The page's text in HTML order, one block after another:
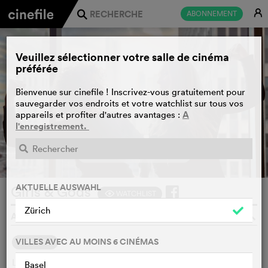
ABONNEMENT E
j
Girls & Gods
ARASH T. RIAHI, VERENA SOLTIZ, AUTRICHE, 2025
SYNOPSIS
Le féminisme et la religion peuvent-ils coexister ? Inna
Veuillez sélectionner votre salle de cinéma
préférée
Bienvenue sur cinefile ! Inscrivez-vous gratuitement pour
sauvegarder vos endroits et votre watchlist sur tous vos
appareils et profiter d'autres avantages : A
l'enregistrement.
AKTUELLE AUSWAHL
Zürich
VILLES AVEC AU MOINS 6 CINÉMAS
Basel